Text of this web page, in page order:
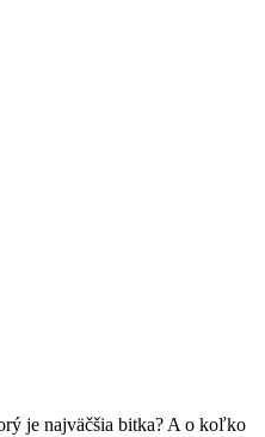
je najväčšia bitka? A o koľko